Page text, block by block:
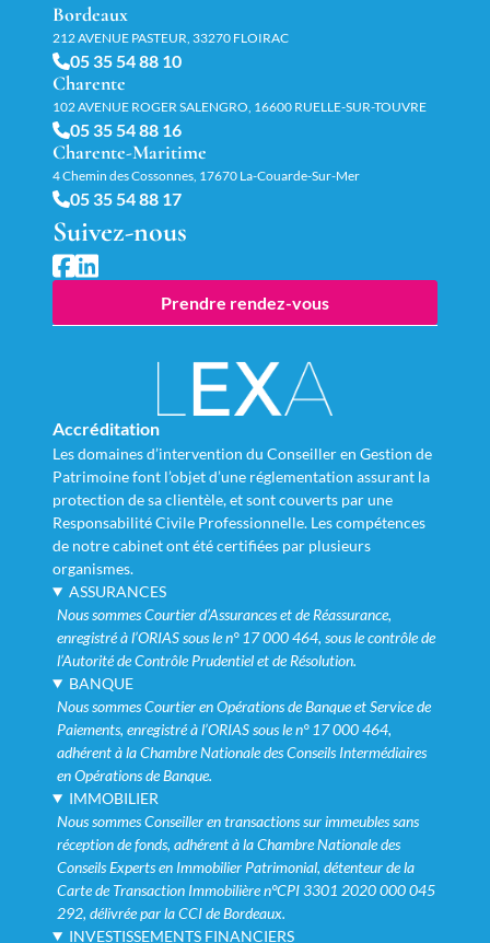
Bordeaux
212 AVENUE PASTEUR, 33270 FLOIRAC
05 35 54 88 10
Charente
102 AVENUE ROGER SALENGRO, 16600 RUELLE-SUR-TOUVRE
05 35 54 88 16
Charente-Maritime
4 Chemin des Cossonnes, 17670 La-Couarde-Sur-Mer
05 35 54 88 17
Suivez-nous
Prendre rendez-vous
Accréditation
Les domaines d’intervention du Conseiller en Gestion de
Patrimoine font l’objet d’une réglementation assurant la
protection de sa clientèle, et sont couverts par une
Responsabilité Civile Professionnelle. Les compétences
de notre cabinet ont été certifiées par plusieurs
organismes.
ASSURANCES
Nous sommes Courtier d’Assurances et de Réassurance,
enregistré à l’ORIAS sous le n° 17 000 464, sous le contrôle de
l’Autorité de Contrôle Prudentiel et de Résolution.
BANQUE
Nous sommes Courtier en Opérations de Banque et Service de
Paiements, enregistré à l’ORIAS sous le n° 17 000 464,
adhérent à la Chambre Nationale des Conseils Intermédiaires
en Opérations de Banque.
IMMOBILIER
Nous sommes Conseiller en transactions sur immeubles sans
réception de fonds, adhérent à la Chambre Nationale des
Conseils Experts en Immobilier Patrimonial, détenteur de la
Carte de Transaction Immobilière n°CPI 3301 2020 000 045
292, délivrée par la CCI de Bordeaux.
INVESTISSEMENTS FINANCIERS